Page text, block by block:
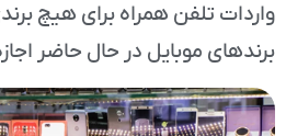
واردات تلفن همراه برای هیچ
برندهای موبایل در حال حاضر